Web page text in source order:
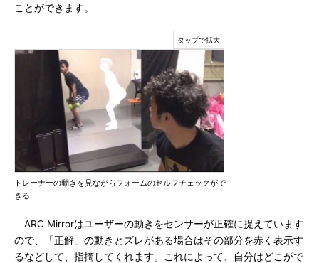
ことができます。
トレーナーの動きを見ながらフォームのセルフチェックがで
きる
ARC Mirrorはユーザーの動きをセンサーが正確に捉えています
ので、「正解」の動きとズレがある場合はその部分を赤く表示す
るなどして、指摘してくれます。これによって、自分はどこがで